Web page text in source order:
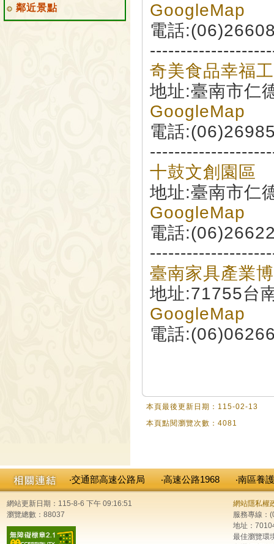
鄰近景點
GoogleMap
電話
奇美食品幸福
地址:臺南市仁
GoogleMap
電話
十鼓文創園區
地址:臺南市仁
GoogleMap
電話
臺南家具產業
地址:71755台
GoogleMap
電話
本頁最後更新日期：115-02-13
本頁點閱瀏覽次數：4081
‧交通部高速公路局 ‧高速公路1968 ‧南區養
網站更新日期：115-8-6 下午 09:16:51
瀏覽總數：88037
網站隱私權
服務專線：
地址：
最佳瀏覽環